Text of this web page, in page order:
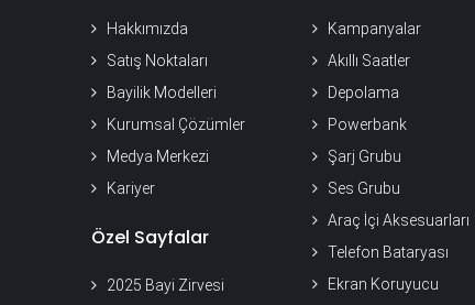
Hakkımızda
Satış Noktaları
Bayilik Modelleri
Kurumsal Çözümler
Medya Merkezi
Kariyer
Özel Sayfalar
2025 Bayi Zirvesi
Kampanyalar
Akıllı Saatler
Depolama
Powerbank
Şarj Grubu
Ses Grubu
Araç İçi Aksesuarları
Telefon Bataryası
Ekran Koruyucu